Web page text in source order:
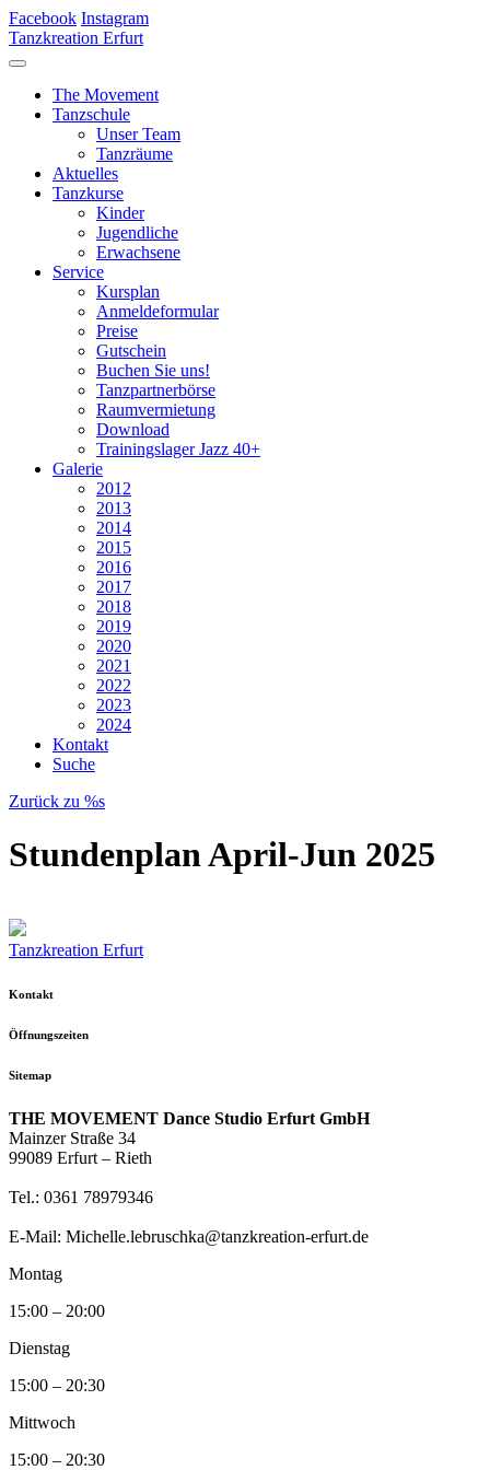
Facebook Instagram
Tanzkreation Erfurt
The Movement
Tanzschule
Unser Team
Tanzräume
Aktuelles
Tanzkurse
Kinder
Jugendliche
Erwachsene
Service
Kursplan
Anmeldeformular
Preise
Gutschein
Buchen Sie uns!
Tanzpartnerbörse
Raumvermietung
Download
Trainingslager Jazz 40+
Galerie
2012
2013
2014
2015
2016
2017
2018
2019
2020
2021
2022
2023
2024
Kontakt
Suche
Zurück zu %s
Stundenplan April-Jun 2025
Tanzkreation Erfurt
Kontakt
Öffnungszeiten
Sitemap
THE MOVEMENT Dance Studio Erfurt GmbH
Mainzer Straße 34
99089 Erfurt – Rieth
Tel.: 0361 78979346
E-Mail: Michelle.lebruschka@tanzkreation-erfurt.de
Montag
15:00 – 20:00
Dienstag
15:00 – 20:30
Mittwoch
15:00 – 20:30